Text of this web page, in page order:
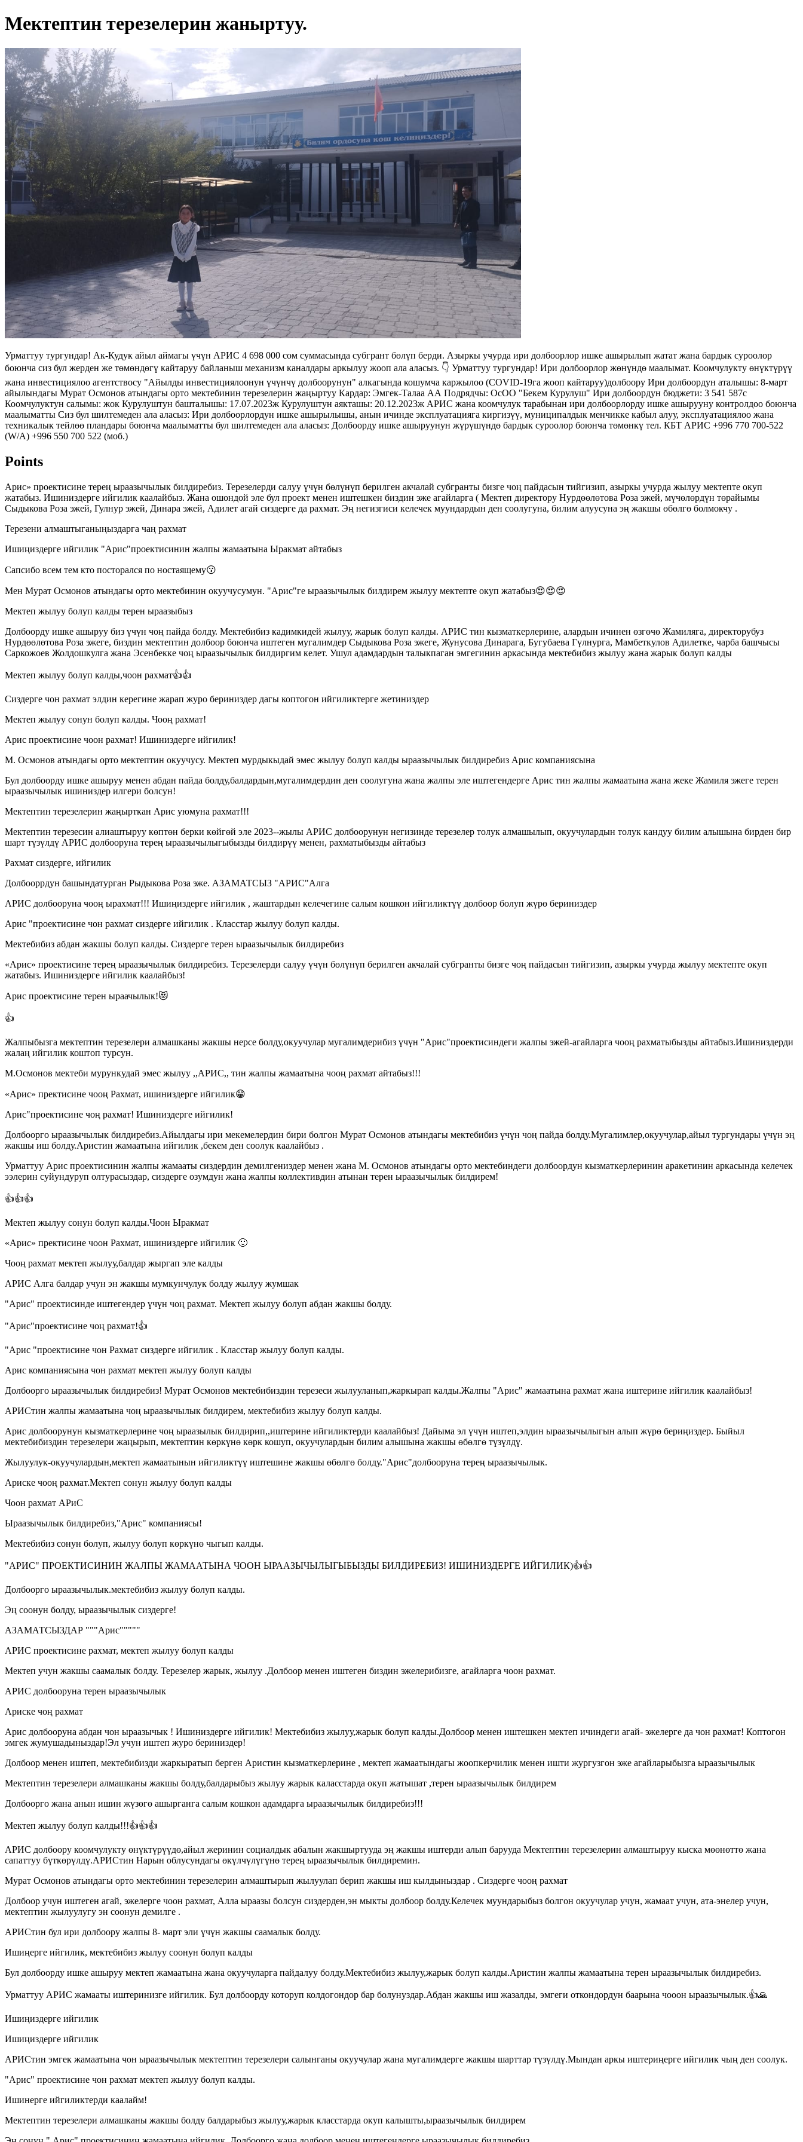
Мектептин терезелерин жаныртуу.
Урматтуу тургундар! Ак-Кудук айыл аймагы үчүн АРИС 4 698 000 сом суммасында субгрант бөлүп берди. Азыркы учурда ири долбоорлор ишке ашырылып жатат жана бардык суроолор
боюнча сиз бул жерден же төмөндөгү кайтаруу байланыш механизм каналдары аркылуу жооп ала аласыз. 👇 Урматтуу тургундар! Ири долбоорлор жөнүндө маалымат. Коомчулукту өнүктүрүү
жана инвестициялоо агентствосу "Айылды инвестициялоонун үчүнчү долбоорунун" алкагында кошумча каржылоо (COVID-19га жооп кайтаруу)долбоору Ири долбоордун аталышы: 8-март
айылындагы Мурат Осмонов атындагы орто мектебинин терезелерин жаңыртуу Кардар: Эмгек-Талаа АА Подрядчы: ОсОО "Бекем Курулуш" Ири долбоордун бюджети: 3 541 587с
Коомчулуктун салымы: жок Курулуштун башталышы: 17.07.2023ж Курулуштун аякташы: 20.12.2023ж АРИС жана коомчулук тарабынан ири долбоорлорду ишке ашырууну контролдоо боюнча
маалыматты Сиз бул шилтемеден ала аласыз: Ири долбоорлордун ишке ашырылышы, анын ичинде эксплуатацияга киргизүү, муниципалдык менчикке кабыл алуу, эксплуатациялоо жана
техникалык тейлөө пландары боюнча маалыматты бул шилтемеден ала аласыз: Долбоорду ишке ашыруунун жүрүшүндө бардык суроолор боюнча төмөнкү тел. КБТ АРИС +996 770 700-522
(W/A) +996 550 700 522 (моб.)
Points
Арис» проектисине терең ыраазычылык билдиребиз. Терезелерди салуу үчүн бөлүнүп берилген акчалай субгранты бизге чоң пайдасын тийгизип, азыркы учурда жылуу мектепте окуп
жатабыз. Ишиниздерге ийгилик каалайбыз. Жана ошондой эле бул проект менен иштешкен биздин эже агайларга ( Мектеп директору Нурдөөлөтова Роза эжей, мүчөлөрдүн төрайымы
Сыдыкова Роза эжей, Гулнур эжей, Динара эжей, Адилет агай сиздерге да рахмат. Эң негизгиси келечек муундардын ден соолугуна, билим алуусуна эң жакшы өбөлгө болмокчу .
Терезени алмаштыганыңыздарга чаң рахмат
Ишиңиздерге ийгилик "Арис"проектисинин жалпы жамаатына Ыракмат айтабыз
Сапсибо всем тем кто посторался по ностаящему😗
Мен Мурат Осмонов атындагы орто мектебинин окуучусумун. "Арис"ге ыраазычылык билдирем жылуу мектепте окуп жатабыз😍😍😍
Мектеп жылуу болуп калды терен ыраазыбыз
Долбоорду ишке ашыруу биз үчүн чоң пайда болду. Мектебибиз кадимкидей жылуу, жарык болуп калды. АРИС тин кызматкерлерине, алардын ичинен өзгөчө Жамиляга, директорубуз
Нурдөөлөтова Роза эжеге, биздин мектептин долбоор боюнча иштеген мугалимдер Сыдыкова Роза эжеге, Жунусова Динарага, Бугубаева Гүлнурга, Мамбеткулов Адилетке, чарба башчысы
Саркожоев Жолдошкулга жана Эсенбекке чоң ыраазычылык билдиргим келет. Ушул адамдардын талыкпаган эмгегинин аркасында мектебибиз жылуу жана жарык болуп калды
Мектеп жылуу болуп калды,чоон рахмат👍👍
Сиздерге чон рахмат элдин керегине жарап журо бериниздер дагы коптогон ийгиликтерге жетиниздер
Мектеп жылуу сонун болуп калды. Чооң рахмат!
Арис проектисине чоон рахмат! Ишиниздерге ийгилик!
М. Осмонов атындагы орто мектептин окуучусу. Мектеп мурдыкыдай эмес жылуу болуп калды ыраазычылык билдиребиз Арис компаниясына
Бул долбоорду ишке ашыруу менен абдан пайда болду,балдардын,мугалимдердин ден соолугуна жана жалпы эле иштегендерге Арис тин жалпы жамаатына жана жеке Жамиля эжеге терен
ыраазычылык ишиниздер илгери болсун!
Мектептин терезелерин жаңырткан Арис уюмуна рахмат!!!
Мектептин терезесин алиаштыруу көптөн берки көйгөй эле 2023--жылы АРИС долбоорунун негизинде терезелер толук алмашылып, окуучулардын толук кандуу билим алышына бирден бир
шарт түзүлдү АРИС долбооруна терең ыраазычылыгыбызды билдирүү менен, рахматыбызды айтабыз
Рахмат сиздерге, ийгилик
Долбооррдун башындатурган Рыдыкова Роза эже. АЗАМАТСЫЗ "АРИС"Алга
АРИС долбооруна чооң ырахмат!!! Ишиңиздерге ийгилик , жаштардын келечегине салым кошкон ийгиликтүү долбоор болуп жүрө бериниздер
Арис "проектисине чон рахмат сиздерге ийгилик . Класстар жылуу болуп калды.
Мектебибиз абдан жакшы болуп калды. Сиздерге терен ыраазычылык билдиребиз
«Арис» проектисине терең ыраазычылык билдиребиз. Терезелерди салуу үчүн бөлүнүп берилген акчалай субгранты бизге чоң пайдасын тийгизип, азыркы учурда жылуу мектепте окуп
жатабыз. Ишиниздерге ийгилик каалайбыз!
Арис проектисине терен ыраачылык!😻
👍
Жалпыбызга мектептин терезелери алмашканы жакшы нерсе болду,окуучулар мугалимдерибиз үчүн "Арис"проектисиндеги жалпы эжей-агайларга чооң рахматыбызды айтабыз.Ишиниздерди
жалаң ийгилик коштоп турсун.
М.Осмонов мектеби мурункудай эмес жылуу ,,АРИС,, тин жалпы жамаатына чооң рахмат айтабыз!!!
«Арис» пректисине чооң Рахмат, ишиниздерге ийгилик😁
Арис"проектисине чоң рахмат! Ишиниздерге ийгилик!
Долбоорго ыраазычылык билдиребиз.Айылдагы ири мекемелердин бири болгон Мурат Осмонов атындагы мектебибиз үчүн чоң пайда болду.Мугалимлер,окуучулар,айыл тургундары үчүн эң
жакшы иш болду.Аристин жамаатына ийгилик ,бекем ден соолук каалайбыз .
Урматтуу Арис проектисинин жалпы жамааты сиздердин демилгениздер менен жана М. Осмонов атындагы орто мектебиндеги долбоордун кызматкерлеринин аракетинин аркасында келечек
ээлерин суйундуруп олтурасыздар, сиздерге озумдун жана жалпы коллективдин атынан терен ыраазычылык билдирем!
👍👍👍
Мектеп жылуу сонун болуп калды.Чоон Ыракмат
«Арис» пректисине чоон Рахмат, ишиниздерге ийгилик 🙂
Чооң рахмат мектеп жылуу,балдар жыргап эле калды
АРИС Алга балдар учун эн жакшы мумкунчулук болду жылуу жумшак
"Арис" проектисинде иштегендер үчүн чоң рахмат. Мектеп жылуу болуп абдан жакшы болду.
"Арис"проектисине чоң рахмат!👍
"Арис "проектисине чон Рахмат сиздерге ийгилик . Класстар жылуу болуп калды.
Арис компаниясына чон рахмат мектеп жылуу болуп калды
Долбоорго ыраазычылык билдиребиз! Мурат Осмонов мектебибиздин терезеси жылууланып,жаркырап калды.Жалпы "Арис" жамаатына рахмат жана иштерине ийгилик каалайбыз!
АРИСтин жалпы жамаатына чоң ыраазычылык билдирем, мектебибиз жылуу болуп калды.
Арис долбоорунун кызматкерлерине чоң ыраазылык билдирип,,иштерине ийгиликтерди каалайбыз! Дайыма эл үчүн иштеп,элдин ыраазычылыгын алып жүрө бериңиздер. Быйыл
мектебибиздин терезелери жаңырып, мектептин көркүнө көрк кошуп, окуучулардын билим алышына жакшы өбөлгө түзүлдү.
Жылуулук-окуучулардын,мектеп жамаатынын ийгиликтүү иштешине жакшы өбөлгө болду."Арис"долбооруна терең ыраазычылык.
Ариске чооң рахмат.Мектеп сонун жылуу болуп калды
Чоон рахмат АРиС
Ыраазычылык билдиребиз,"Арис" компаниясы!
Мектебибиз сонун болуп, жылуу болуп көркүнө чыгып калды.
"АРИС" ПРОЕКТИСИНИН ЖАЛПЫ ЖАМААТЫНА ЧООН ЫРААЗЫЧЫЛЫГЫБЫЗДЫ БИЛДИРЕБИЗ! ИШИНИЗДЕРГЕ ИЙГИЛИК)👍👍
Долбоорго ыраазычылык.мектебибиз жылуу болуп калды.
Эң соонун болду, ыраазычылык сиздерге!
АЗАМАТСЫЗДАР """Арис"""""
АРИС проектисине рахмат, мектеп жылуу болуп калды
Мектеп учун жакшы саамалык болду. Терезелер жарык, жылуу .Долбоор менен иштеген биздин эжелерибизге, агайларга чоон рахмат.
АРИС долбооруна терен ыраазычылык
Ариске чоң рахмат
Арис долбооруна абдан чон ыраазычык ! Ишиниздерге ийгилик! Мектебибиз жылуу,жарык болуп калды.Долбоор менен иштешкен мектеп ичиндеги агай- эжелерге да чон рахмат! Коптогон
эмгек жумушадыныздар!Эл учун иштеп журо бериниздер!
Долбоор менен иштеп, мектебибизди жаркыратып берген Аристин кызматкерлерине , мектеп жамаатындагы жоопкерчилик менен ишти жургузгон эже агайларыбызга ыраазычылык
Мектептин терезелери алмашканы жакшы болду,балдарыбыз жылуу жарык каласстарда окуп жатышат ,терен ыраазычылык билдирем
Долбоорго жана анын ишин жүзөгө ашырганга салым кошкон адамдарга ыраазычылык билдиребиз!!!
Мектеп жылуу болуп калды!!!👍👍👍
АРИС долбоору коомчулукту өнүктүрүүдө,айыл жеринин социалдык абалын жакшыртууда эң жакшы иштерди алып барууда Мектептин терезелерин алмаштыруу кыска мөөнөттө жана
сапаттуу бүткөрүлдү.АРИСтин Нарын облусундагы өкүлчүлүгүнө терең ыраазычылык билдиремин.
Мурат Осмонов атындагы орто мектебинин терезелерин алмаштырып жылуулап берип жакшы иш кылдыныздар . Сиздерге чооң рахмат
Долбоор учун иштеген агай, эжелерге чоон рахмат, Алла ыраазы болсун сиздерден,эн мыкты долбоор болду.Келечек муундарыбыз болгон окуучулар учун, жамаат учун, ата-энелер учун,
мектептин жылуулугу эн соонун демилге .
АРИСтин бул ири долбоору жалпы 8- март эли үчүн жакшы саамалык болду.
Ишиңерге ийгилик, мектебибиз жылуу соонун болуп калды
Бул долбоорду ишке ашыруу мектеп жамаатына жана окуучуларга пайдалуу болду.Мектебибиз жылуу,жарык болуп калды.Аристин жалпы жамаатына терен ыраазычылык билдиребиз.
Урматтуу АРИС жамааты иштеринизге ийгилик. Бул долбоорду которуп колдогондор бар болунуздар.Абдан жакшы иш жазалды, эмгеги откондордун баарына чооон ыраазычылык.👍🙏
Ишиңиздерге ийгилик
Ишиңиздерге ийгилик
АРИСтин эмгек жамаатына чон ыраазычылык мектептин терезелери салынганы окуучулар жана мугалимдерге жакшы шарттар түзүлдү.Мындан аркы иштериңерге ийгилик чың ден соолук.
"Арис" проектисине чон рахмат мектеп жылуу болуп калды.
Ишинерге ийгиликтерди каалайм!
Мектептин терезелери алмашканы жакшы болду балдарыбыз жылуу,жарык класстарда окуп калышты,ыраазычылык билдирем